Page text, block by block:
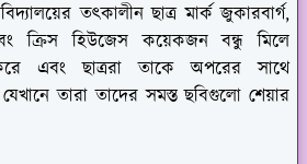
তৎকালীন ছাত্র মার্ক জুকারবার্গ,
ক্রিস হিউজেস কয়েকজন বন্ধু মিলে
এবং ছাত্ররা তাকে অপরের সাথে
তারা তাদের সমস্ত ছবিগুলো শেয়ার